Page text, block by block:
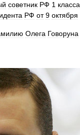
советник РФ 1 класса
РФ от 9 октября
Олега Говоруна